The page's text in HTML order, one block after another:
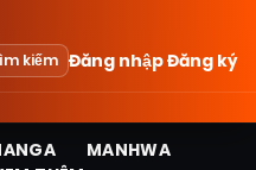
kiếm Đăng nhậpĐăng ký
MANHWA